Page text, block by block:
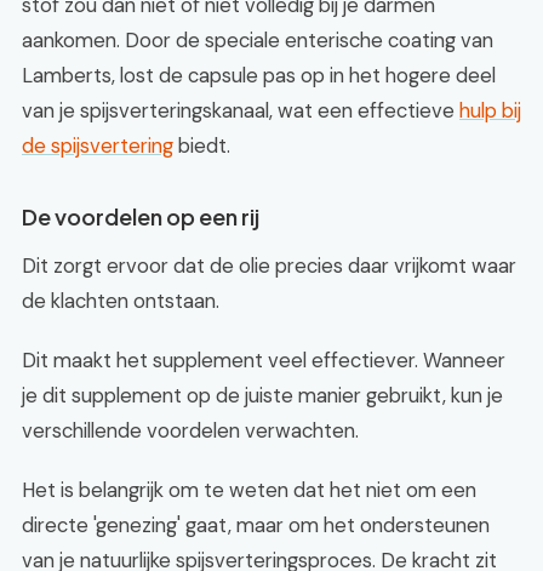
aankomen. Door de speciale enterische coating van
Lamberts, lost de capsule pas op in het hogere deel
van je spijsverteringskanaal, wat een effectieve hulp bij
de spijsverteringbiedt.
De voordelen op een rij
Dit zorgt ervoor dat de olie precies daar vrijkomt waar
de klachten ontstaan.
Dit maakt het supplement veel effectiever. Wanneer
je dit supplement op de juiste manier gebruikt, kun je
verschillende voordelen verwachten.
Het is belangrijk om te weten dat het niet om een
directe 'genezing' gaat, maar om het ondersteunen
van je natuurlijke spijsverteringsproces. De kracht zit